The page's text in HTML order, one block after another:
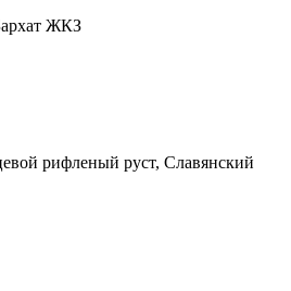
ЖКЗ
рифленый руст, Славянский